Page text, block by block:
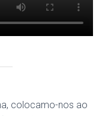
colocamo-nos ao